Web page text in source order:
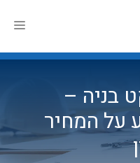
בניה –
על המחיר